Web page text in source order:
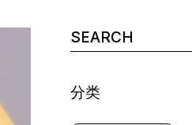
隐私政策/Privacy Policy
Search
for:
分类